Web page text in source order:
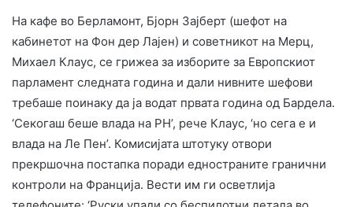
На кафе во Берламонт, Бјорн Зајберт (шефот на
кабинетот на Фон дер Лајен) и советникот на Мерц,
Михаел Клаус, се грижеа за изборите за Европскиот
парламент следната година и дали нивните шефови
требаше поинаку да ја водат првата година од Бардела.
‘Секогаш беше влада на РН’, рече Клаус, ‘но сега е и
влада на Ле Пен’. Комисијата штотуку отвори
прекршочна постапка поради едностраните гранични
контроли на Франција. Вести им ги осветлија